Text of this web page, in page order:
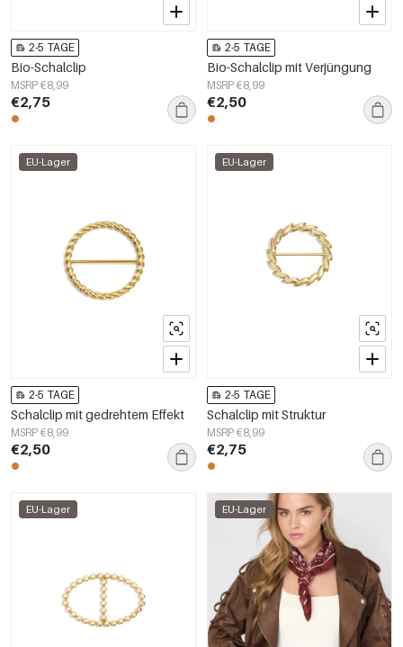
2-5 TAGE
Bio-Schalclip
MSRP €8,99
€2,75
2-5 TAGE
Bio-Schalclip mit Verjüngung
MSRP €8,99
€2,50
EU-Lager
2-5 TAGE
Schalclip mit gedrehtem Effekt
MSRP €8,99
€2,50
EU-Lager
2-5 TAGE
Schalclip mit Struktur
MSRP €8,99
€2,75
EU-Lager EU-Lager